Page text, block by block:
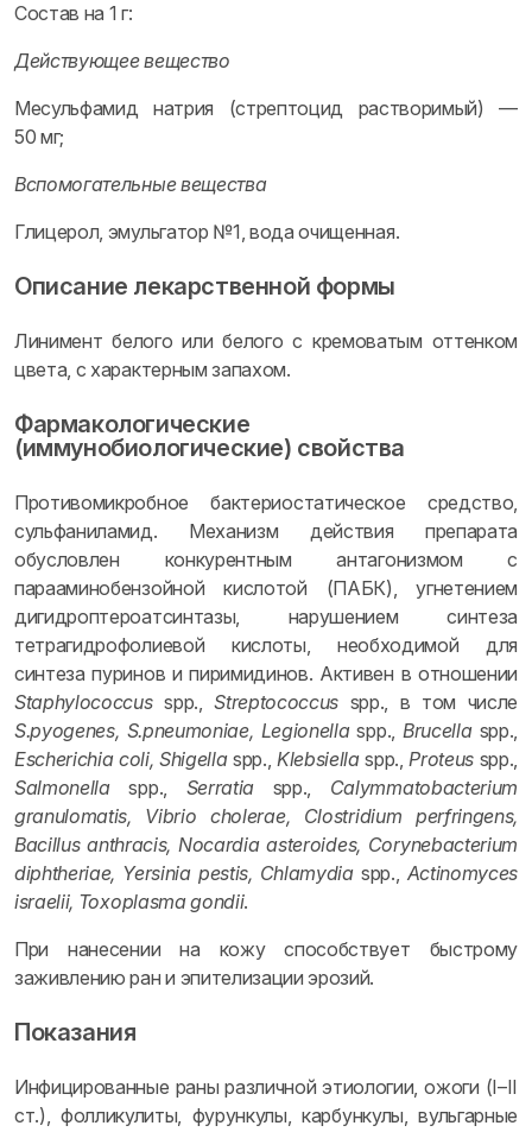
Состав на 1 г:
Действующее вещество
Месульфамид натрия (стрептоцид растворимый) —
50 мг;
Вспомогательные вещества
Глицерол, эмульгатор №1, вода очищенная.
Описание лекарственной формы
Линимент белого или белого с кремоватым оттенком
цвета, с характерным запахом.
Фармакологические
(иммунобиологические) свойства
Противомикробное бактериостатическое средство,
сульфаниламид. Механизм действия препарата
обусловлен конкурентным антагонизмом с
парааминобензойной кислотой (ПАБК), угнетением
дигидроптероатсинтазы, нарушением синтеза
тетрагидрофолиевой кислоты, необходимой для
синтеза пуринов и пиримидинов. Активен в отношении
Staphylococcusspp.,Streptococcus spp., в том числе
S.pyogenes, S.pneumoniae, Legionellaspp.,Brucellaspp.,
Escherichia coli, Shigellaspp., Klebsiellaspp.,Proteus spp.,
Salmonellaspp., Serratia spp., Calymmatobacterium
granulomatis, Vibrio cholerae, Clostridium perfringens,
Bacillus anthracis, Nocardia asteroides, Corynebacterium
diphtheriae, Yersinia pestis, Chlamydia spp., Actinomyces
israelii, Toxoplasma gondii.
При нанесении на кожу способствует быстрому
заживлению ран и эпителизации эрозий.
Показания
Инфицированные раны различной этиологии, ожоги (I–II
ст.), фолликулиты, фурункулы, карбункулы, вульгарные